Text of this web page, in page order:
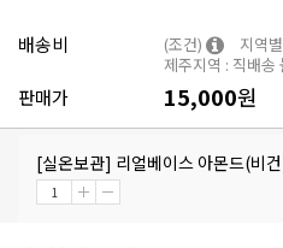
배송비 (조건)
지역별
제주지역 : 직배송
판매가 15,000원
[실온보관] 리얼베이스 아몬드(비